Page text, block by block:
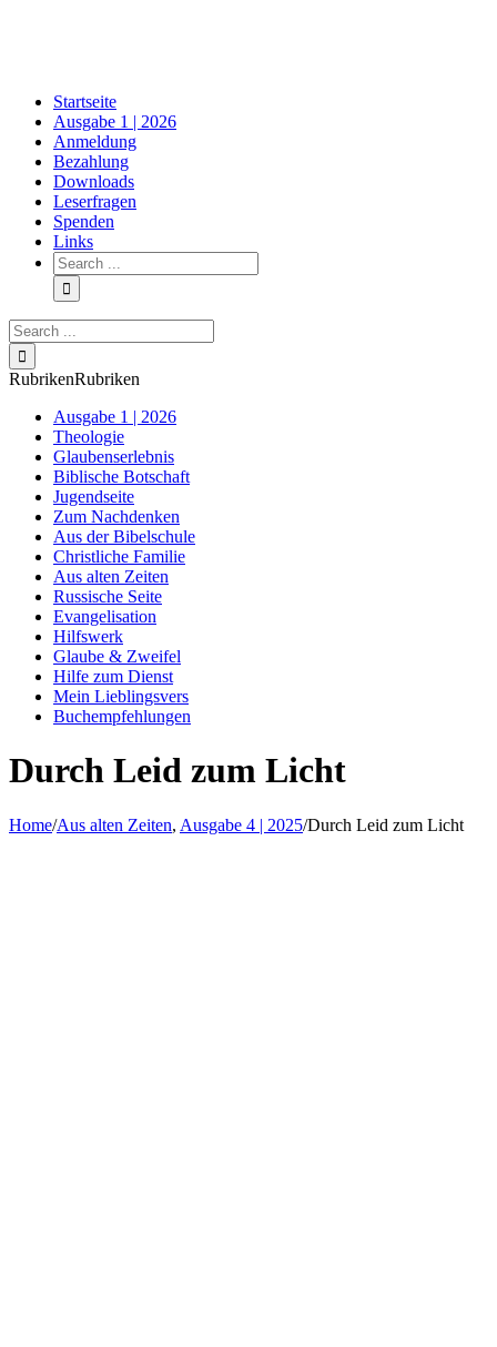
Startseite
Ausgabe 1 | 2026
Anmeldung
Bezahlung
Downloads
Leserfragen
Spenden
Links
Search
for:
Search
for:
RubrikenRubriken
Ausgabe 1 | 2026
Theologie
Glaubenserlebnis
Biblische Botschaft
Jugendseite
Zum Nachdenken
Aus der Bibelschule
Christliche Familie
Aus alten Zeiten
Russische Seite
Evangelisation
Hilfswerk
Glaube & Zweifel
Hilfe zum Dienst
Mein Lieblingsvers
Buchempfehlungen
Durch Leid zum Licht
Home/Aus alten Zeiten, Ausgabe 4 | 2025/Durch Leid zum Licht